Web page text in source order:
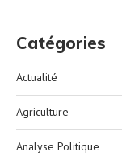
Catégories
Actualité
Agriculture
Analyse Politique